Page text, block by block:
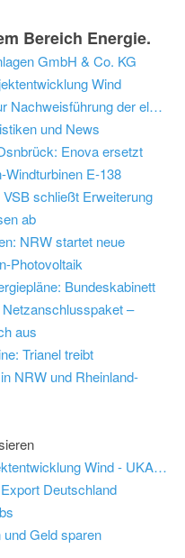
Bereich Energie.
GmbH & Co. KG
Wind
Energie-Seminar: Seminarreihe zur Nachweisführung der elektrischen Eigenschaften von netzbildenden Anlagen nach FNN-Hinweis Version 2.1
und News
Enova ersetzt
E-138
schließt Erweiterung
ab
NRW startet neue
Photovoltaik
Bundeskabinett
–
aus
Trianel treibt
NRW und Rheinland-
Job: Abteilungsleiter (m/w/d) Projektentwicklung Wind - UKA Umweltgerechte Kraftanlagen GmbH & Co. KG
Deutschland
Geld sparen